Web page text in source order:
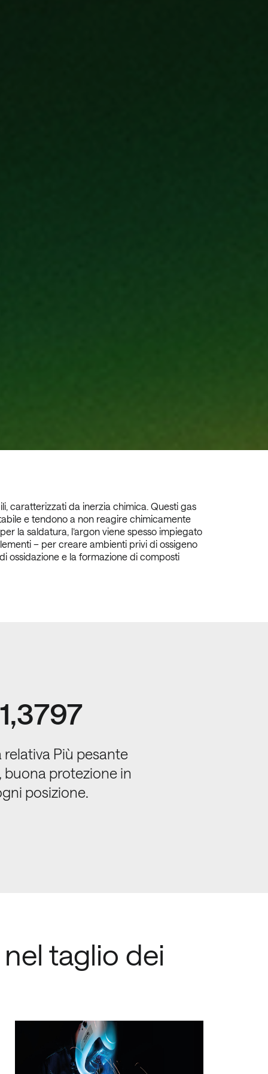
caratterizzati da inerzia chimica. Questi gas
e tendono a non reagire chimicamente
la saldatura, l’argon viene spesso impiegato
– per creare ambienti privi di ossigeno
ossidazione e la formazione di composti
1,3797
relativa Più pesante
buona protezione in
posizione.
taglio dei